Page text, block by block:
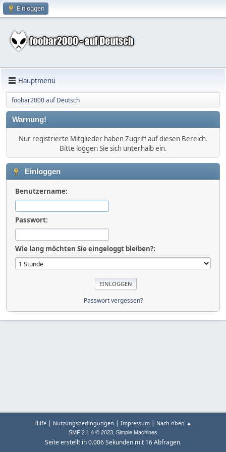
Einloggen
Hauptmenü
foobar2000 auf Deutsch
Warnung!
Nur registrierte Mitglieder haben Zugriff auf diesen Bereich.
Bitte loggen Sie sich unterhalb ein.
Einloggen
Benutzername:
Passwort:
Wie lang möchten Sie eingeloggt bleiben?:
Passwort vergessen?
Hilfe | Nutzungsbedingungen | Impressum | Nach oben ▲
SMF 2.1.4 © 2023, Simple Machines
Seite erstellt in 0.006 Sekunden mit 16 Abfragen.